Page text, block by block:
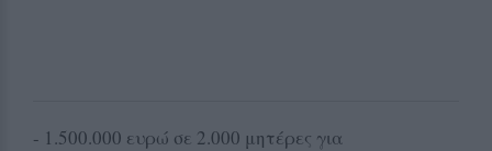
- 1.500.000 ευρώ σε 2.000 μητέρες για